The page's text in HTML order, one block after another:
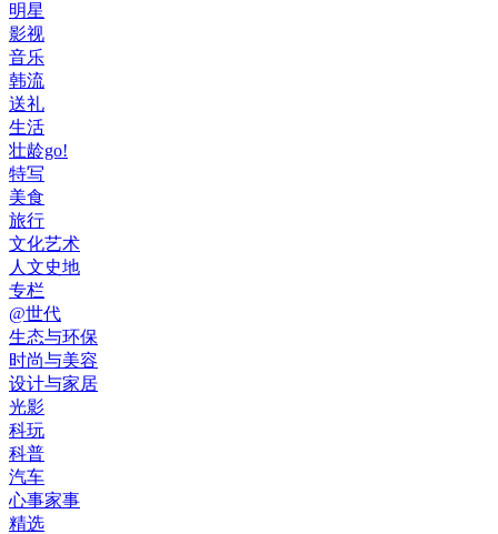
明星
影视
音乐
韩流
送礼
生活
壮龄go!
特写
美食
旅行
文化艺术
人文史地
专栏
@世代
生态与环保
时尚与美容
设计与家居
光影
科玩
科普
汽车
心事家事
精选